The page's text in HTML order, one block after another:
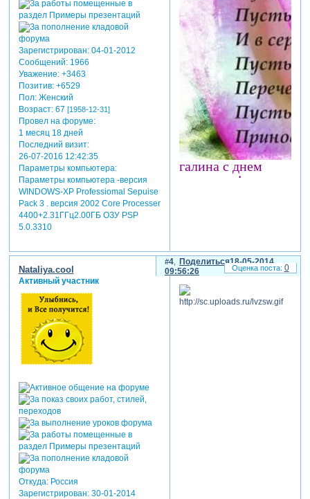
Зарегистрирован: 04-01-2012
Сообщений:1966
Уважение: +3463
Позитив: +6529
Пол:Женский
Возраст:67 [1958-12-31]
Провел на форуме:
1 месяц 18 дней
Последний визит:
26-07-2016 12:42:35
Параметры компьютера:
Параметры компьютера -версия
WINDOWS-XP Professiomal Sepuise
Pack 3 . версия 2002 Core Processer
4400+2.31ГГц2.00ГБ ОЗУ PSP
5.0.3310
галина с днем
рождения!
Поделиться
4
18-05-2014
09:56:26
Nataliya.cool
Активный участник
Откуда:Россия
Зарегистрирован: 30-01-2014
0